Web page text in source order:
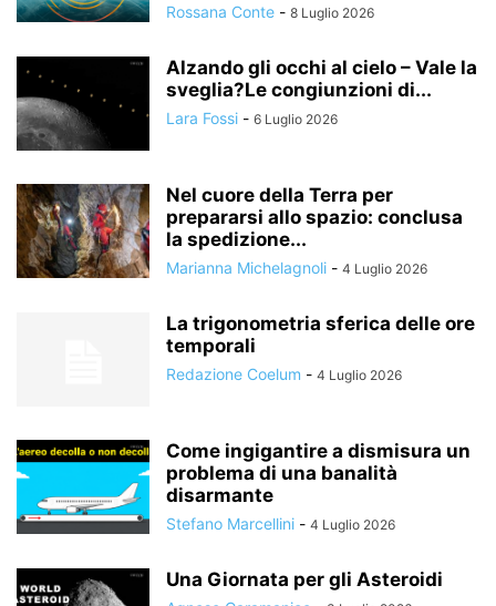
Rossana Conte - 8 Luglio 2026
Alzando gli occhi al cielo – Vale la
sveglia?Le congiunzioni di...
Lara Fossi - 6 Luglio 2026
Nel cuore della Terra per
prepararsi allo spazio: conclusa
la spedizione...
Marianna Michelagnoli - 4 Luglio 2026
La trigonometria sferica delle ore
temporali
Redazione Coelum - 4 Luglio 2026
Come ingigantire a dismisura un
problema di una banalità
disarmante
Stefano Marcellini - 4 Luglio 2026
Una Giornata per gli Asteroidi